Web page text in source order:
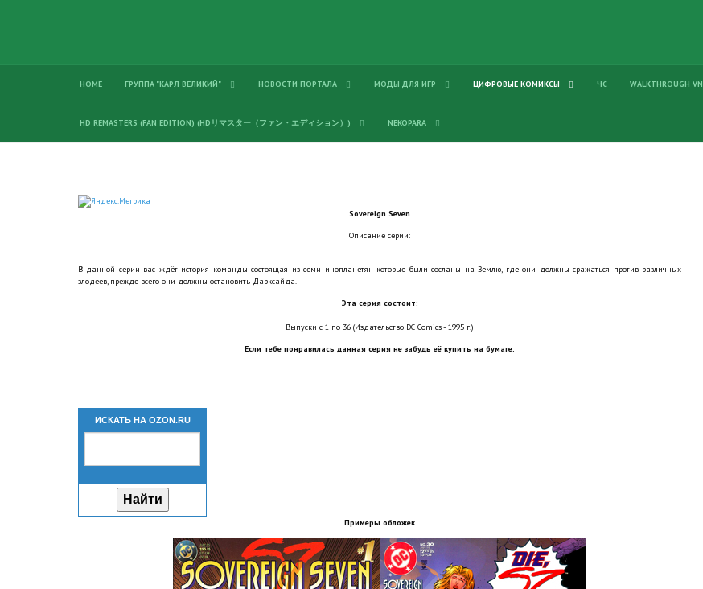
HOME ГРУППА "КАРЛ ВЕЛИКИЙ" НОВОСТИ ПОРТАЛА МОДЫ ДЛЯ ИГР ЦИФРОВЫЕ КОМИКСЫ ЧС WALKTHROUGH VN
HD REMASTERS (FAN EDITION) (HDリマスター（ファン・エディション）) NEKOPARA
Sovereign Seven
Описание серии:
В данной серии вас ждёт история команды состоящая из семи инопланетян которые были сосланы на Землю, где они должны сражаться против различных
злодеев, прежде всего они должны остановить Дарксайда.
Эта серия состоит:
Выпуски с 1 по 36 (Издательство DC Comics - 1995 г.)
Если тебе понравилась данная серия не забудь её купить на бумаге.
ИСКАТЬ НА OZON.RU
Примеры обложек